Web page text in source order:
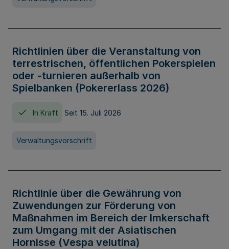
Richtlinien über die Veranstaltung von
terrestrischen, öffentlichen Pokerspielen
oder -turnieren außerhalb von
Spielbanken (Pokererlass 2026)
In Kraft Seit 15. Juli 2026
Verwaltungsvorschrift
Richtlinie über die Gewährung von
Zuwendungen zur Förderung von
Maßnahmen im Bereich der Imkerschaft
zum Umgang mit der Asiatischen
Hornisse (Vespa velutina)